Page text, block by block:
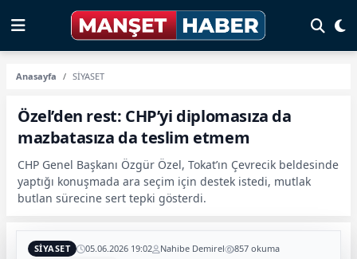
Anasayfa SİYASET
Özel’den rest: CHP’yi diplomasıza da
mazbatasıza da teslim etmem
CHP Genel Başkanı Özgür Özel, Tokat’ın Çevrecik beldesinde
yaptığı konuşmada ara seçim için destek istedi, mutlak
butlan sürecine sert tepki gösterdi.
SİYASET 05.06.2026 19:02 Nahibe Demirel 857 okuma